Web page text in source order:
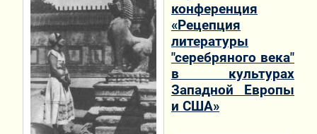
конференция
«Рецепция
литературы
"серебряного века"
в культурах
Западной Европы
и США»